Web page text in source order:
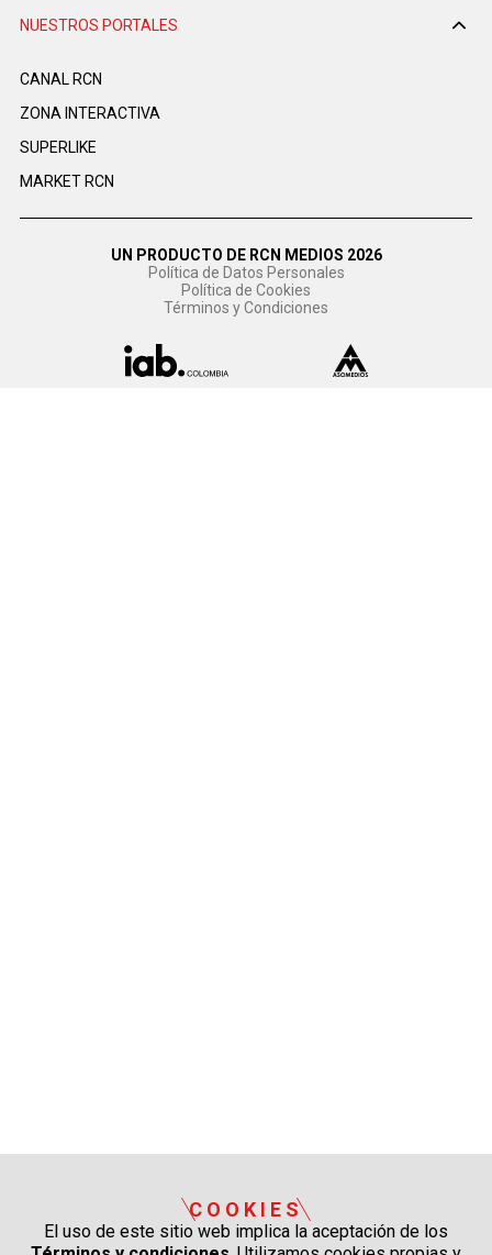
NUESTROS PORTALES
CANAL RCN
ZONA INTERACTIVA
SUPERLIKE
MARKET RCN
UN PRODUCTO DE RCN MEDIOS 2026
Política de Datos Personales
Política de Cookies
Términos y Condiciones
COOKIES
El uso de este sitio web implica la aceptación de los